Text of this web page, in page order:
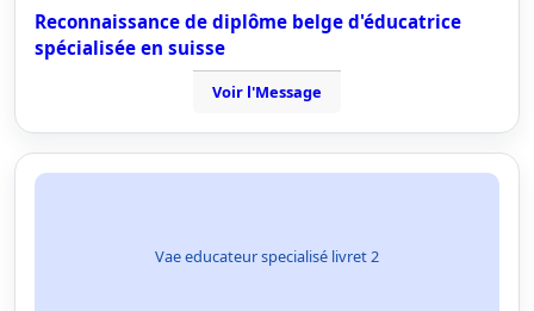
Reconnaissance de diplôme belge d'éducatrice
spécialisée en suisse
Voir l'Message
Vae educateur specialisé livret 2